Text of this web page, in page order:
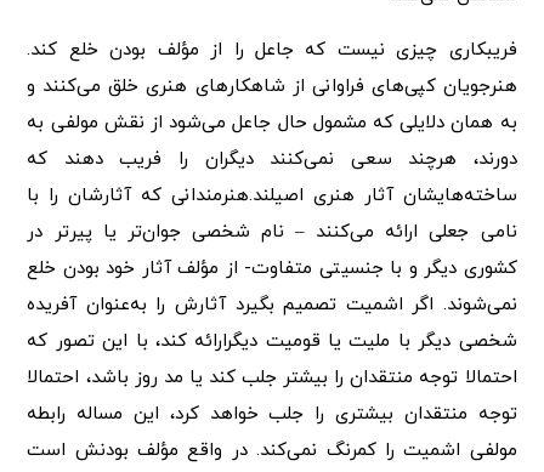
فریبکاری چیزی نیست که جاعل را از مؤلف بودن خلع کند.
هنرجویان کپی‌های فراوانی از شاهکارهای هنری خلق می‌کنند و
به همان دلایلی که مشمول حال جاعل می‌شود از نقش مولفی به
دورند، هرچند سعی نمی‌کنند دیگران را فریب دهند که
ساخته‌هایشان آثار هنری اصیلند.هنرمندانی که آثارشان را با
نامی جعلی ارائه می‌کنند – نام شخصی جوان‌تر یا پیرتر در
کشوری دیگر و با جنسیتی متفاوت- از مؤلف آثار خود بودن خلع
نمی‌شوند. اگر اشمیت تصمیم بگیرد آثارش را به‌عنوان آفریده
شخصی دیگر با ملیت یا قومیت دیگرارائه کند، با این تصور که
احتمالا توجه منتقدان را بیشتر جلب کند یا مد روز باشد، احتمالا
توجه منتقدان بیشتری را جلب خواهد کرد، این مساله رابطه
مولفی اشمیت را کمرنگ نمی‌کند. در واقع مؤلف بودنش است